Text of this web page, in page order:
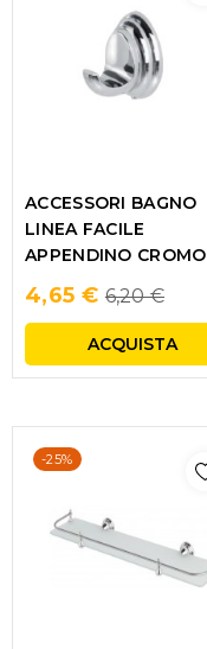
ACCESSORI BAGNO
LINEA FACILE
APPENDINO CROMO
4,65 € Regular
price
6,20 €
ACQUISTA
-25%